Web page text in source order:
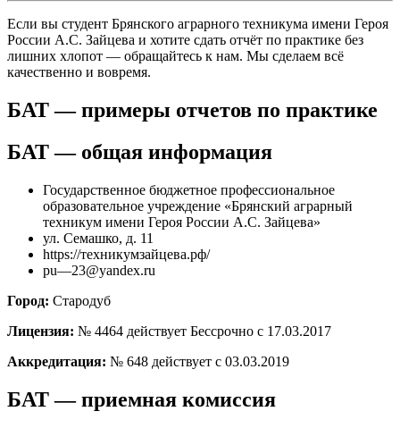
Если вы студент Брянского аграрного техникума имени Героя
России А.С. Зайцева и хотите сдать отчёт по практике без
лишних хлопот — обращайтесь к нам. Мы сделаем всё
качественно и вовремя.
БАТ — примеры отчетов по практике
БАТ — общая информация
Государственное бюджетное профессиональное
образовательное учреждение «Брянский аграрный
техникум имени Героя России А.С. Зайцева»
ул. Семашко, д. 11
https://техникумзайцева.рф/
pu—23@yandex.ru
Город: Стародуб
Лицензия: № 4464 действует Бессрочно с 17.03.2017
Аккредитация: № 648 действует с 03.03.2019
БАТ — приемная комиссия